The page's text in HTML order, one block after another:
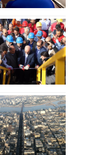
29 بهمن 1398
15 دی 1398